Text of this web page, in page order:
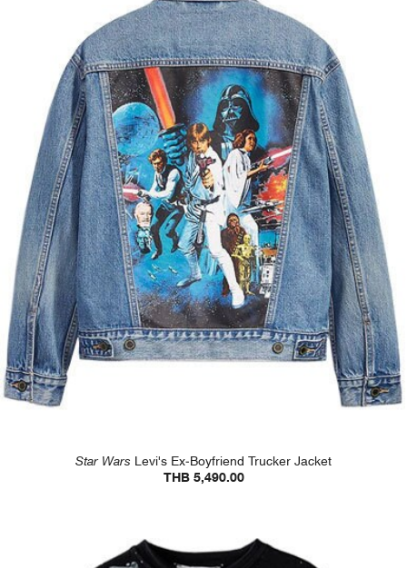
Star Wars Levi's Ex-Boyfriend Trucker Jacket
THB 5,490.00